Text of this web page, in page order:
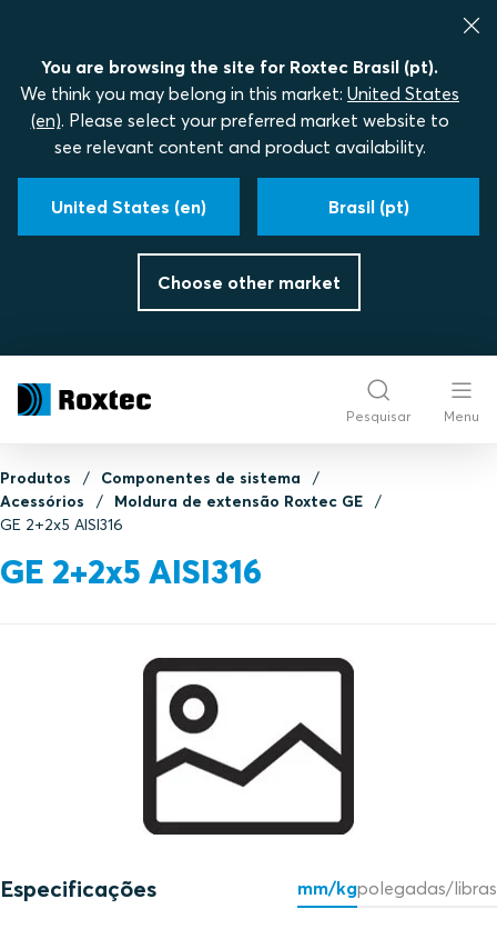
You are browsing the site for Roxtec Brasil (pt).
We think you may belong in this market: United States
(en). Please select your preferred market website to
see relevant content and product availability.
United States (en) Brasil (pt)
Choose other market
Pesquisar Menu
Produtos
Componentes de sistema
Acessórios
Moldura de extensão Roxtec GE
GE 2+2x5 AISI316
GE 2+2x5 AISI316
Especificações mm/kgpolegadas/libras